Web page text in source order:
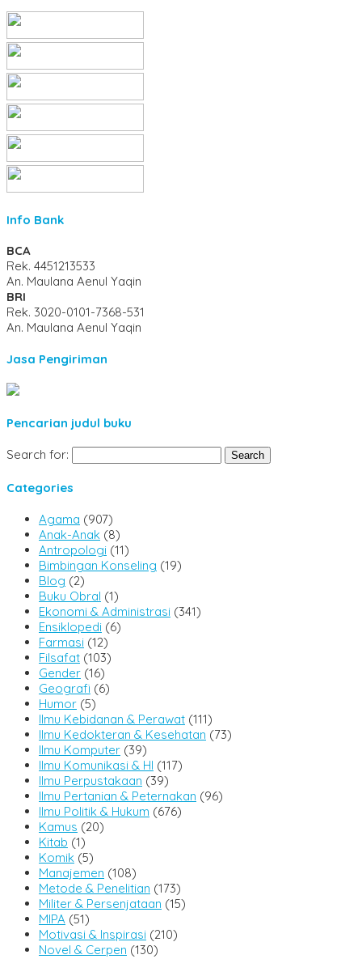
Info Bank
BCA
Rek. 4451213533
An. Maulana Aenul Yaqin
BRI
Rek. 3020-0101-7368-531
An. Maulana Aenul Yaqin
Jasa Pengiriman
Pencarian judul buku
Search for:
Categories
Agama (907)
Anak-Anak (8)
Antropologi (11)
Bimbingan Konseling (19)
Blog (2)
Buku Obral (1)
Ekonomi & Administrasi (341)
Ensiklopedi (6)
Farmasi (12)
Filsafat (103)
Gender (16)
Geografi (6)
Humor (5)
Ilmu Kebidanan & Perawat (111)
Ilmu Kedokteran & Kesehatan (73)
Ilmu Komputer (39)
Ilmu Komunikasi & HI (117)
Ilmu Perpustakaan (39)
Ilmu Pertanian & Peternakan (96)
Ilmu Politik & Hukum (676)
Kamus (20)
Kitab (1)
Komik (5)
Manajemen (108)
Metode & Penelitian (173)
Militer & Persenjataan (15)
MIPA (51)
Motivasi & Inspirasi (210)
Novel & Cerpen (130)